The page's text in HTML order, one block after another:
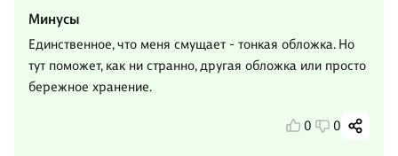
Минусы
Единственное, что меня смущает - тонкая обложка. Но
тут поможет, как ни странно, другая обложка или просто
бережное хранение.
0 0